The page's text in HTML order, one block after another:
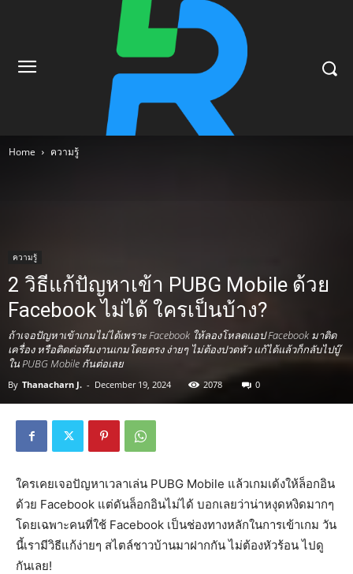
Home ความรู้
ความรู้
2 วิธีแก้ปัญหาเข้า PUBG Mobile ด้วย
Facebook ไม่ได้ ใครเป็นบ้าง?
ถ้าเจอปัญหาเข้าเกมไม่ได้เพราะ Facebook ให้ลองโหลดแอป Facebook มาติด
เครื่อง หรือติดต่อทีมงานเกมโดยตรง ง่ายๆ ไม่ต้องปวดหัว แก้ได้แล้วก็กลับไปบู๊
ใน PUBG Mobile กันต่อเลย
By Thanacharn J. - December 19, 2024 2078 0
ใครเคยเจอปัญหาเวลาเล่น PUBG Mobile แล้วเกมเด้งให้ล็อกอิน
ด้วย Facebook แต่ดันล็อกอินไม่ได้ บอกเลยว่าน่าหงุดหงิดมากๆ
โดยเฉพาะคนที่ใช้ Facebook เป็นช่องทางหลักในการเข้าเกม วัน
นี้เรามีวิธีแก้ง่ายๆ สไตล์ชาวบ้านมาฝากกัน ไม่ต้องหัวร้อน ไปดู
กันเลย!